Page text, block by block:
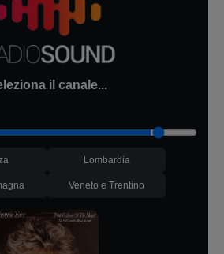
il canale...
Lombardia
Veneto e Trentino